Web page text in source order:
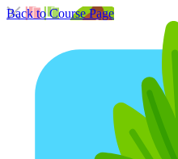
Back to Course Page